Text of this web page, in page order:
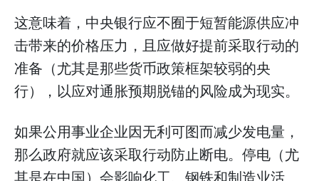
这意味着，中央银行应不囿于短暂能源供应冲
击带来的价格压力，且应做好提前采取行动的
准备（尤其是那些货币政策框架较弱的央
行），以应对通胀预期脱锚的风险成为现实。
如果公用事业企业因无利可图而减少发电量，
那么政府就应该采取行动防止断电。停电（尤